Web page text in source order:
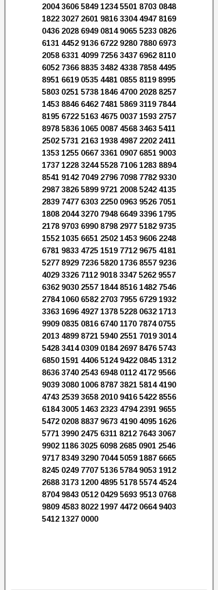
2004 3606 5849 1234 5501 8703 0848
1822 3027 2601 9816 3304 4947 8169
0436 2028 6949 0814 9065 5233 0826
6131 4452 9136 6722 9280 7880 6973
2058 6331 4099 7256 3437 6962 8110
6052 7366 8835 3482 4338 7858 4495
8951 6619 0535 4481 0855 8119 8995
5803 0251 5738 1846 4700 2028 8257
1453 8846 6462 7481 5869 3119 7844
8195 6722 5163 4675 0037 1593 2757
8978 5836 1065 0087 4568 3463 5411
2502 5731 2163 1938 4987 2202 2411
1353 1255 0667 3361 0907 6851 9003
1737 1228 3244 5528 7106 1283 8894
8541 9142 7049 2796 7098 7782 9330
2987 3826 5899 9721 2008 5242 4135
2839 7477 6303 2250 0963 9526 7051
1808 2044 3270 7948 6649 3396 1795
2178 9703 6990 8798 2977 5182 9735
1552 1035 6651 2502 1453 9606 2248
6781 9833 4725 1519 7712 9675 4181
5277 8929 7236 5820 1736 8557 9236
4029 3326 7112 9018 3347 5262 9557
6362 9030 2557 1844 8516 1482 7546
2784 1060 6582 2703 7955 6729 1932
3363 1696 4927 1378 5228 0632 1713
9909 0835 0816 6740 1170 7874 0755
2013 4899 8721 5940 2551 7019 3014
5428 3414 0309 0184 2697 8476 5743
6850 1591 4406 5124 9422 0845 1312
8636 3740 2543 6948 0112 4172 9566
9039 3080 1006 8787 3821 5814 4190
4743 2539 3658 2010 9416 5422 8556
6184 3005 1463 2323 4794 2391 9655
5472 0208 8837 9673 4190 4095 1626
5771 3990 2475 6311 8212 7643 3067
9902 1186 3025 6098 2685 0901 2546
9717 8349 3290 7044 5059 1887 6665
8245 0249 7707 5136 5784 9053 1912
2688 3173 1200 4895 5178 5574 4524
8704 9843 0512 0429 5693 9513 0768
9809 4583 8022 1997 4472 0664 9403
5412 1327 0000